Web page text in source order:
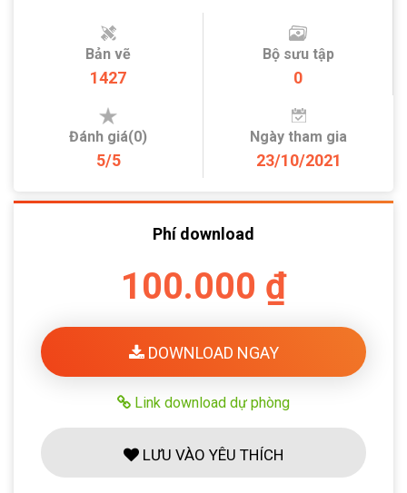
Bản vẽ
1427
Bộ sưu tập
0
Đánh giá(0)
5/5
Ngày tham gia
23/10/2021
Phí download
100.000 ₫
DOWNLOAD NGAY
Link download dự phòng
LƯU VÀO YÊU THÍCH